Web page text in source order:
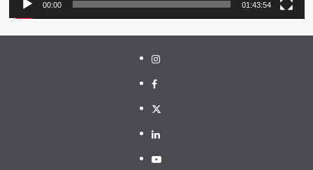
00:00 01:43:54
Instagram
Facebook
Twitter
Linkedin
Youtube